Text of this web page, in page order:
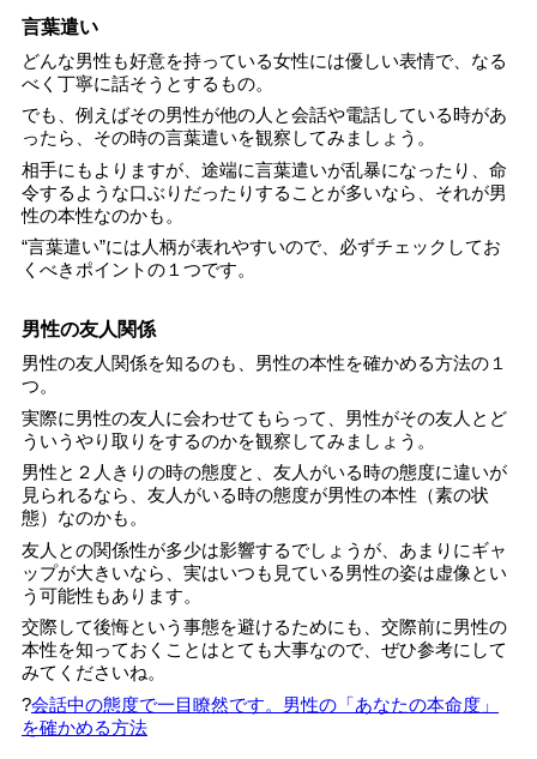
言葉遣い
どんな男性も好意を持っている女性には優しい表情で、なる
べく丁寧に話そうとするもの。
でも、例えばその男性が他の人と会話や電話している時があ
ったら、その時の言葉遣いを観察してみましょう。
相手にもよりますが、途端に言葉遣いが乱暴になったり、命
令するような口ぶりだったりすることが多いなら、それが男
性の本性なのかも。
“言葉遣い”には人柄が表れやすいので、必ずチェックしてお
くべきポイントの１つです。
男性の友人関係
男性の友人関係を知るのも、男性の本性を確かめる方法の１
つ。
実際に男性の友人に会わせてもらって、男性がその友人とど
ういうやり取りをするのかを観察してみましょう。
男性と２人きりの時の態度と、友人がいる時の態度に違いが
見られるなら、友人がいる時の態度が男性の本性（素の状
態）なのかも。
友人との関係性が多少は影響するでしょうが、あまりにギャ
ップが大きいなら、実はいつも見ている男性の姿は虚像とい
う可能性もあります。
交際して後悔という事態を避けるためにも、交際前に男性の
本性を知っておくことはとても大事なので、ぜひ参考にして
みてくださいね。
?会話中の態度で一目瞭然です。男性の「あなたの本命度」
を確かめる方法